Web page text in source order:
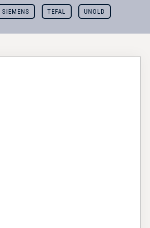
SIEMENS TEFAL UNOLD